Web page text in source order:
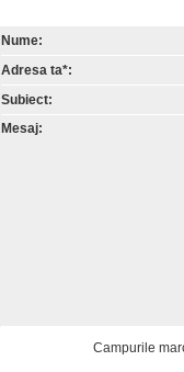
Nume:
Adresa ta*:
Subiect:
Mesaj:
Campurile